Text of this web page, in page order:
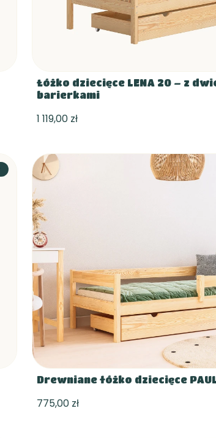
Łóżko dziecięce LENA 20 – z
barierkami
1 119,00 zł
Drewniane łóżko dziecięce
775,00 zł